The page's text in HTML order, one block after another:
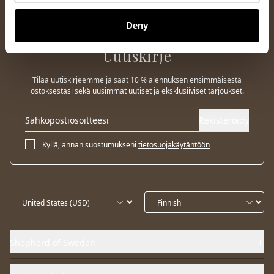
Deny
Uutiskirje
Tilaa uutiskirjeemme ja saat 10 % alennuksen ensimmäisestä
ostoksestasi sekä uusimmat uutiset ja eksklusiiviset tarjoukset.
Kyllä, annan suostumukseni tietosuojakäytäntöön